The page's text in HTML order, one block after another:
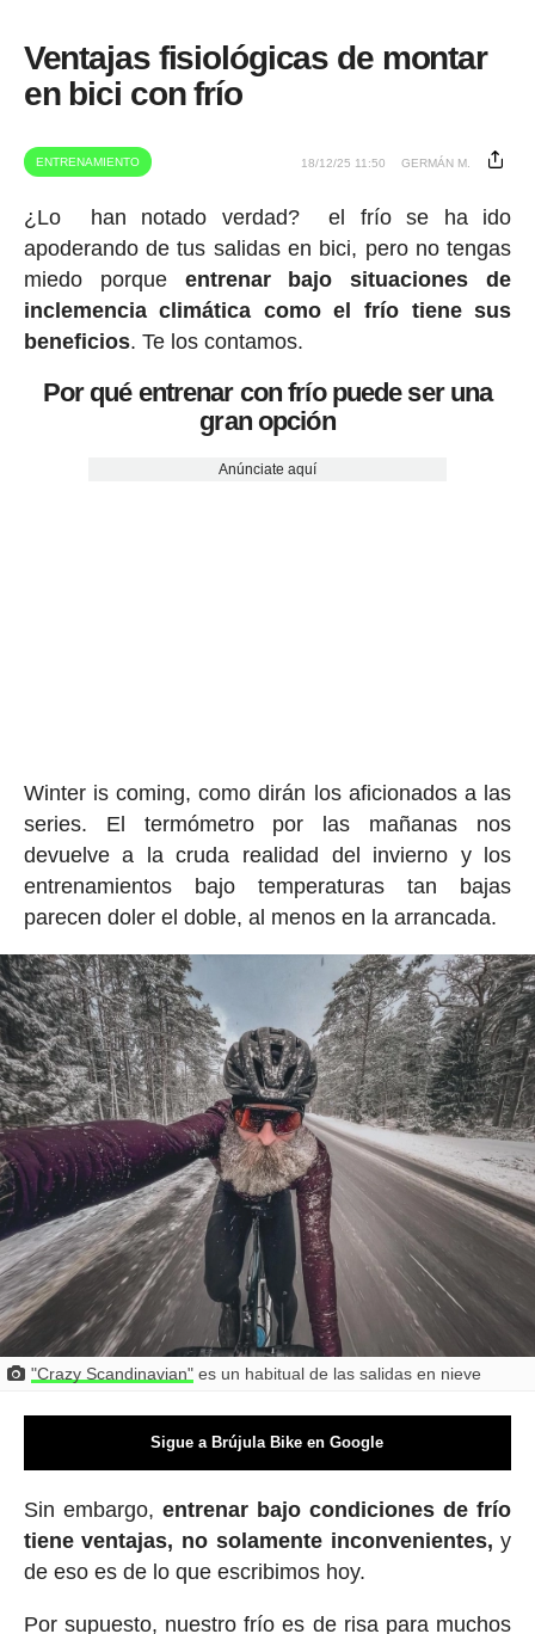
Ventajas fisiológicas de montar
en bici con frío
ENTRENAMIENTO 18/12/25 11:50 GERMÁN M.
¿Lo han notado verdad? el frío se ha ido
apoderando de tus salidas en bici, pero no tengas
miedo porque entrenar bajo situaciones de
inclemencia climática como el frío tiene sus
beneficios. Te los contamos.
Por qué entrenar con frío puede ser una
gran opción
Anúnciate aquí
Winter is coming, como dirán los aficionados a las
series. El termómetro por las mañanas nos
devuelve a la cruda realidad del invierno y los
entrenamientos bajo temperaturas tan bajas
parecen doler el doble, al menos en la arrancada.
"Crazy Scandinavian"es un habitual de las salidas en nieve
Sigue a Brújula Bike en Google
Sin embargo, entrenar bajo condiciones de frío
tiene ventajas, no solamente inconvenientes, y
de eso es de lo que escribimos hoy.
Por supuesto, nuestro frío es de risa para muchos